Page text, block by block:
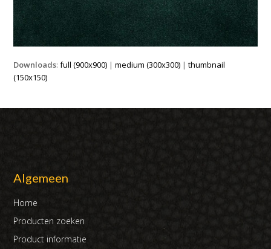
Downloads:full (900x900) |medium (300x300) |thumbnail
(150x150)
Algemeen
Home
Producten zoeken
Product informatie